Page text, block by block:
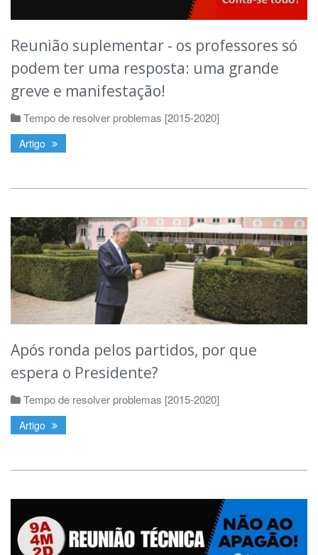
Reunião suplementar - os professores só
podem ter uma resposta: uma grande
greve e manifestação!
Tempo de resolver problemas [2015-2020]
Artigo
Após ronda pelos partidos, por que
espera o Presidente?
Tempo de resolver problemas [2015-2020]
Artigo